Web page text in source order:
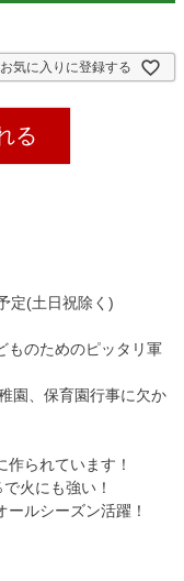
お気に入りに登録する
る
定(土日祝除く)
ものためのピッタリ軍
園、保育園行事に欠か
られています！
火にも強い！
ルシーズン活躍！